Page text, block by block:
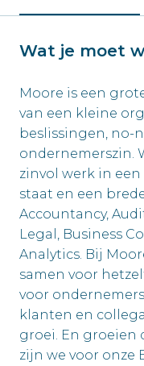
Wat je moet
Moore is een
van een kleine
beslissingen, no-
ondernemerszin.
zinvol werk in
staat en een
Accountancy,
Legal, Business
Analytics. Bij
samen voor
voor
klanten en
groei. En groeien
zijn we voor onze